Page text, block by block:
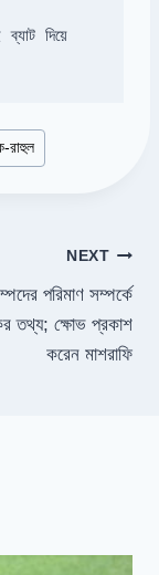
দিয়ে
রাহুল
NEXT
পরিমাণ সম্পর্কে
তথ্য; ক্ষোভ প্রকাশ
করেন মাশরাফি